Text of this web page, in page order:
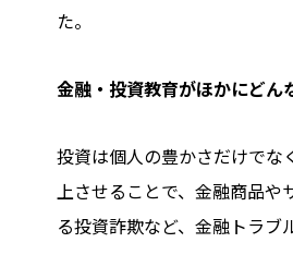
た。
――金融・投資教育がほかにど
投資は個人の豊かさだけでな
上させることで、金融商品や
る投資詐欺など、金融トラブ